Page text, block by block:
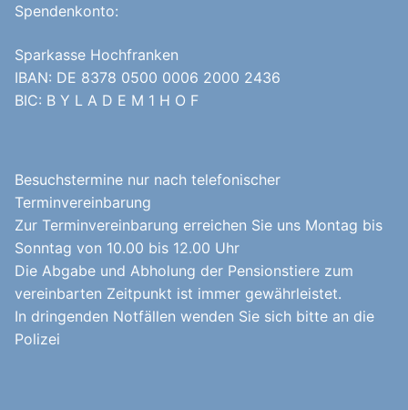
Spendenkonto:
Sparkasse Hochfranken
IBAN: DE 8378 0500 0006 2000 2436
BIC: B Y L A D E M 1 H O F
Besuchstermine nur nach telefonischer
Terminvereinbarung
Zur Terminvereinbarung erreichen Sie uns Montag bis
Sonntag von 10.00 bis 12.00 Uhr
Die Abgabe und Abholung der Pensionstiere zum
vereinbarten Zeitpunkt ist immer gewährleistet.
In dringenden Notfällen wenden Sie sich bitte an die
Polizei